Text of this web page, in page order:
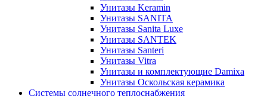
Унитазы Keramin
Унитазы SANITA
Унитазы Sanita Luxe
Унитазы SANTEK
Унитазы Santeri
Унитазы Vitra
Унитазы и комплектующие Damixa
Унитазы Оскольская керамика
Системы солнечного теплоснабжения